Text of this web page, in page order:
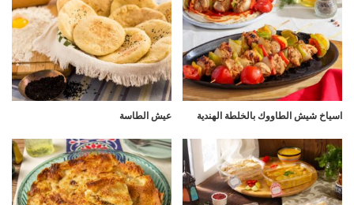
اسياخ شيش الطاووك بالخلطة الهندية عيش الطاسة